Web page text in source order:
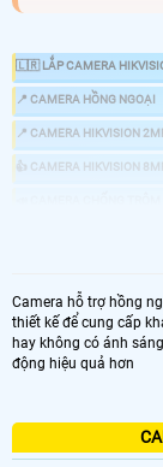
🇱🇷 LẮP CAMERA
📍 CAMERA HỒNG NGOẠI
📍 CAMERA HIKVISION
👍 CAMERA HIKVISION
💑 CAMERA
công nghệ HDTVI
FULL HD Utra HD
🔮
Camera hỗ trợ hồng
thiết kế để cung cấp
hay không có ánh
động hiệu quả hơn